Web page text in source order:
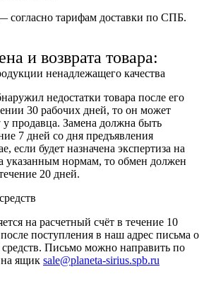
согласно тарифам доставки по СПБ.
и возврата товара:
ненадлежащего качества
недостатки товара после его
30 рабочих дней, то он может
у продавца. Замена должна быть
7 дней со дня предъявления
если будет назначена экспертиза на
указанным нормам, то обмен должен
20 дней.
на расчетный счёт в течение 10
поступления в наш адрес письма о
Письмо можно направить по
на ящик sale@planeta-sirius.spb.ru